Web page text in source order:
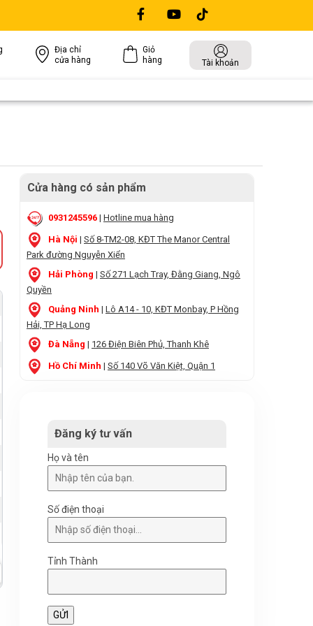
Địa chỉ
cửa hàng
Giỏ
hàng
Tài khoản
Cửa hàng có sản phẩm
0931245596 | Hotline mua hàng
Hà Nội | Số 8-TM2-08, KĐT The Manor Central
Park đường Nguyễn Xiển
Hải Phòng | Số 271 Lạch Tray, Đằng Giang, Ngô
Quyền
Quảng Ninh | Lô A14 - 10, KĐT Monbay, P Hồng
Hải, TP Hạ Long
Đà Nẵng | 126 Điện Biên Phủ, Thanh Khê
Hồ Chí Minh | Số 140 Võ Văn Kiệt, Quận 1
Đăng ký tư vấn
Họ và tên
Số điện thoại
Tỉnh Thành